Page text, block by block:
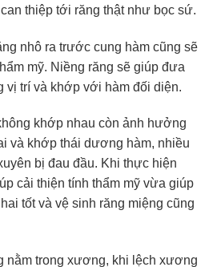
thiệp tới răng thật như bọc sứ.
nhô ra trước cung hàm cũng sẽ
mỹ. Niềng răng sẽ giúp đưa
vị trí và khớp với hàm đối diện.
khớp nhau còn ảnh hưởng
và khớp thái dương hàm, nhiều
bị đau đầu. Khi thực hiện
cải thiện tính thẩm mỹ vừa giúp
tốt và vệ sinh răng miệng cũng
nằm trong xương, khi lệch xương